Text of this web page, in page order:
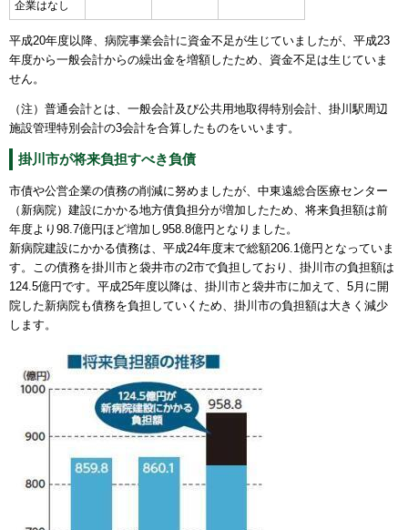
企業はなし
平成20年度以降、病院事業会計に資金不足が生じていましたが、平成23
年度から一般会計からの繰出金を増額したため、資金不足は生じていま
せん。
（注）普通会計とは、一般会計及び公共用地取得特別会計、掛川駅周辺
施設管理特別会計の3会計を合算したものをいいます。
掛川市が将来負担すべき負債
市債や公営企業の債務の削減に努めましたが、中東遠総合医療センター
（新病院）建設にかかる地方債負担分が増加したため、将来負担額は前
年度より98.7億円ほど増加し958.8億円となりました。
新病院建設にかかる債務は、平成24年度末で総額206.1億円となっていま
す。この債務を掛川市と袋井市の2市で負担しており、掛川市の負担額は
124.5億円です。平成25年度以降は、掛川市と袋井市に加えて、5月に開
院した新病院も債務を負担していくため、掛川市の負担額は大きく減少
します。